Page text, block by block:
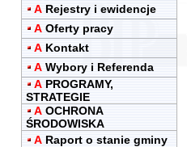
A Rejestry i ewidencje
A Oferty pracy
A Kontakt
A Wybory i Referenda
A PROGRAMY,
STRATEGIE
A OCHRONA
ŚRODOWISKA
A Raport o stanie gminy